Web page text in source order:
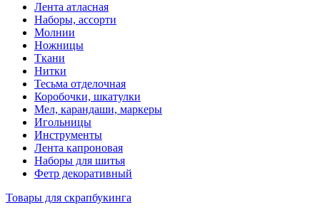
Лента атласная
Наборы, ассорти
Молнии
Ножницы
Ткани
Нитки
Тесьма отделочная
Коробочки, шкатулки
Мел, карандаши, маркеры
Игольницы
Инструменты
Лента капроновая
Наборы для шитья
Фетр декоративный
Товары для скрапбукинга